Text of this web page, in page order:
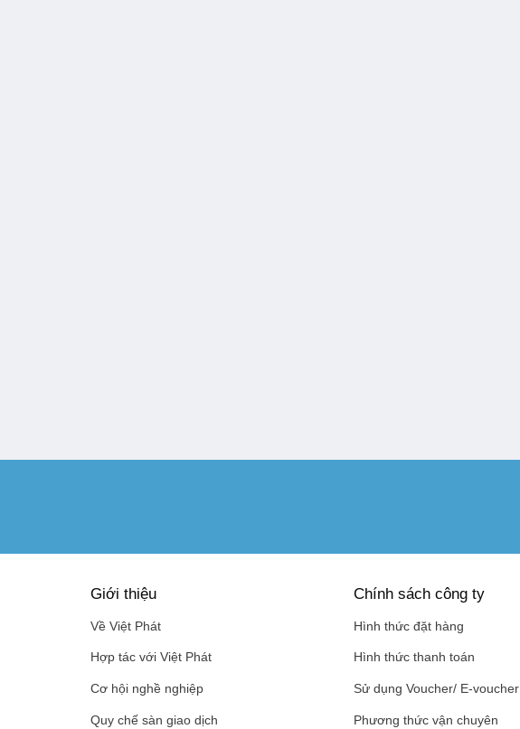
Giới thiệu
Về Việt Phát
Hợp tác với Việt Phát
Cơ hội nghề nghiệp
Quy chế sàn giao dịch
Chính sách công ty
Hình thức đặt hàng
Hình thức thanh toán
Sử dụng Voucher/ E-voucher
Phương thức vận chuyên